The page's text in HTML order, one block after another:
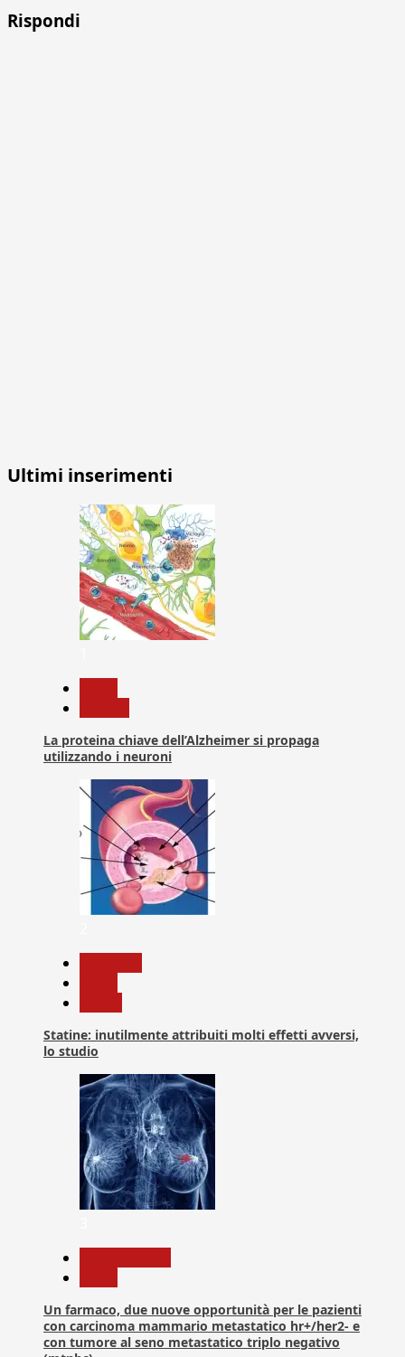
Rispondi
Ultimi inserimenti
La proteina chiave dell’Alzheimer si propaga
utilizzando i neuroni
Statine: inutilmente attribuiti molti effetti avversi,
lo studio
Un farmaco, due nuove opportunità per le pazienti
con carcinoma mammario metastatico hr+/her2- e
con tumore al seno metastatico triplo negativo